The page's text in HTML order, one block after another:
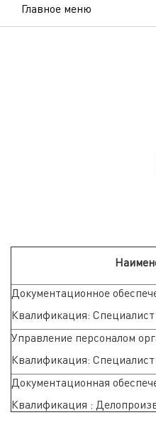
Главное меню
Документационное
Квалификация:
Управление персоналом
Квалификация:
Документационная
Квалификация :